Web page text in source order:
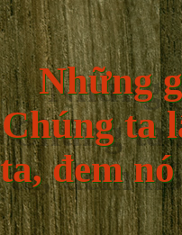
Những
Chúng ta
ta, đem